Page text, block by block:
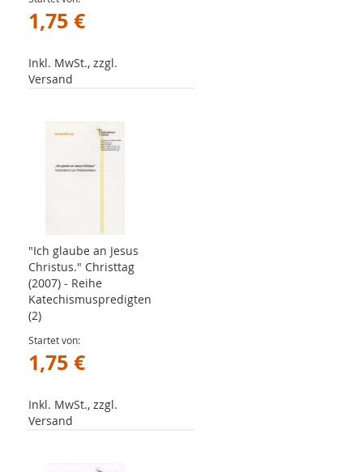
1,75 €
Inkl. MwSt., zzgl.
Versand
"Ich glaube an Jesus
Christus." Christtag
(2007) - Reihe
Katechismuspredigten
(2)
Startet von
1,75 €
Inkl. MwSt., zzgl.
Versand